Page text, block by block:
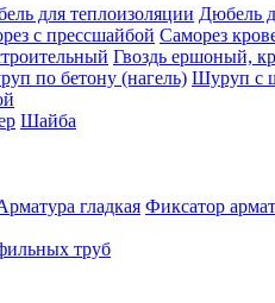
для теплоизоляции Дюбель
с прессшайбой Саморез
Гвоздь ершоный,
по бетону (нагель) Шуруп с
Шайба
гладкая Фиксатор
труб